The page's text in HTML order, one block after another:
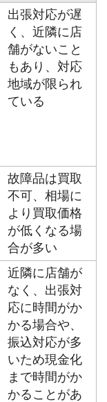
出張対応が遅
く、近隣に店
舗がないこと
もあり、対応
地域が限られ
ている
故障品は買取
不可、相場に
より買取価格
が低くなる場
合が多い
近隣に店舗が
なく、出張対
応に時間がか
かる場合や、
振込対応が多
いため現金化
まで時間がか
かることがあ